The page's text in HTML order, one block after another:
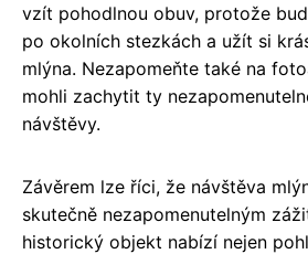
vzít pohodlnou obuv, protože
po okolních stezkách a užít si
mlýna. Nezapomeňte také na
mohli zachytit ty
návštěvy.
Závěrem lze říci, že návštěva
skutečně nezapomenutelným
historický objekt nabízí nejen